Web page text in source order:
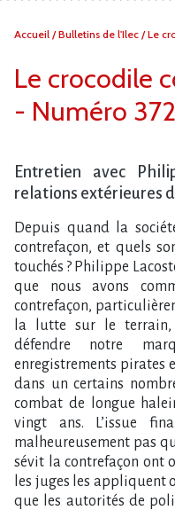
Vous
Accueil /Bulletins de l'Ilec /Le
Le crocodile
- Numéro 372
Entretien avec
relations extérieures
Depuis quand la
contrefaçon, et quels
touchés ? Philippe
que nous avons
contrefaçon,
la lutte sur le terrain,
défendre notre
enregistrements pirates
dans un certains
combat de longue
vingt ans. L’issue
malheureusement pas
sévit la contrefaçon ont
les juges les appliquent
que les autorités de